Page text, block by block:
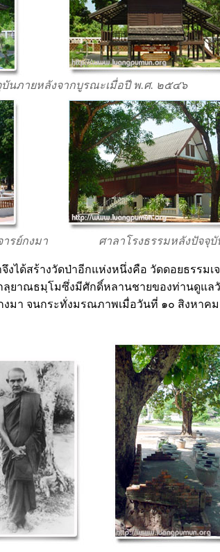
นภายหลังจากบูรณะเมื่อปี พ.ศ. ๒๕๔๖
รย์กงมา ศาลาโรงธรรมหลังปัจจุบั
ได้สร้างวัดป่าอีกแห่งหนึ่งคือ วัดดอยธรรมเ
ลฺยาณธมฺโมซึ่งมีศักดิ์หลานชายของท่านดูแล
งมา จนกระทั่งมรณภาพเมื่อวันที่ ๑๐ สิงหาค